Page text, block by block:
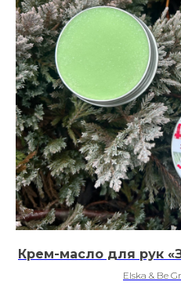
Крем-масло для рук
Elska & Be